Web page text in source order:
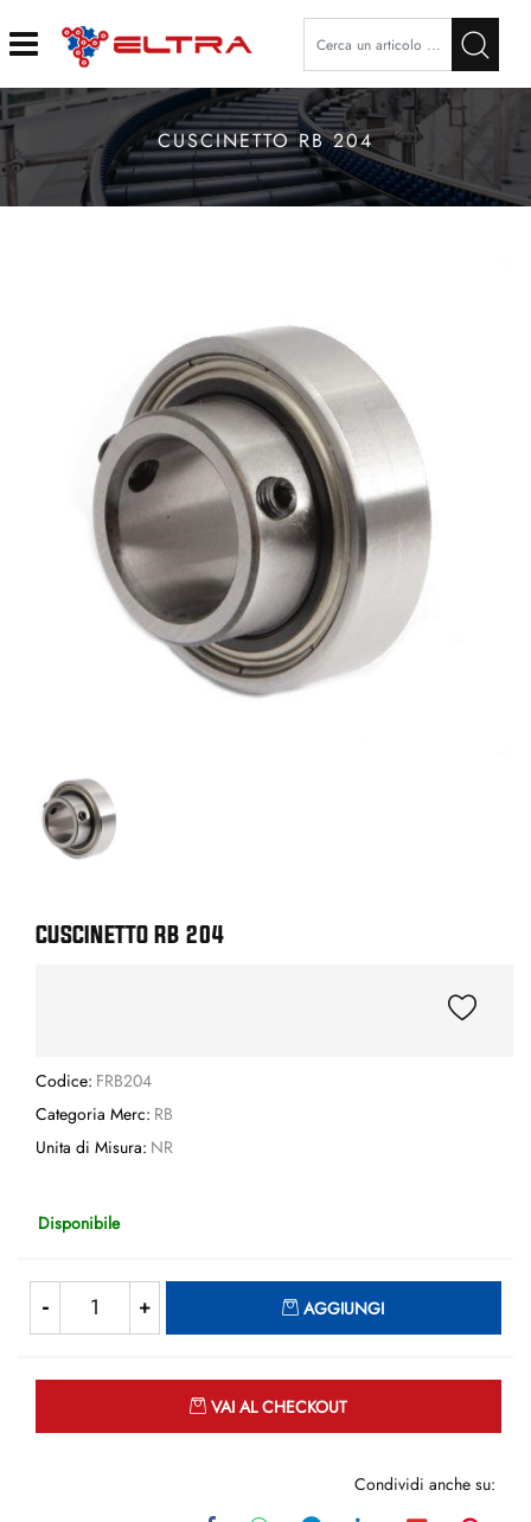
Open
CUSCINETTO RB 204
CUSCINETTO RB 204
Codice: FRB204
Categoria Merc: RB
Unita di Misura: NR
Disponibile
AGGIUNGI
VAI AL CHECKOUT
Condividi anche su: